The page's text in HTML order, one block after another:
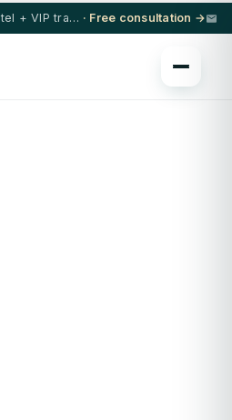
5★ hotel + VIP transfer on select procedures · Free consultation →